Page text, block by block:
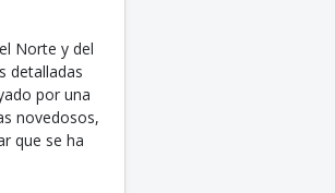
Norte y del
detalladas
por una
novedosos,
que se ha